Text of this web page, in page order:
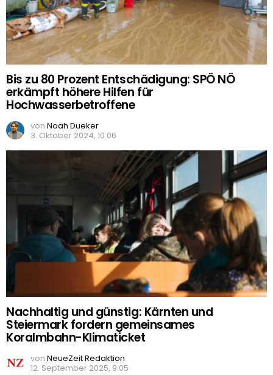
Bis zu 80 Prozent Entschädigung: SPÖ NÖ
erkämpft höhere Hilfen für
Hochwasserbetroffene
von Noah Dueker
3. Oktober 2024, 10:06
Nachhaltig und günstig: Kärnten und
Steiermark fordern gemeinsames
Koralmbahn-Klimaticket
von NeueZeit Redaktion
12. September 2025, 9:05